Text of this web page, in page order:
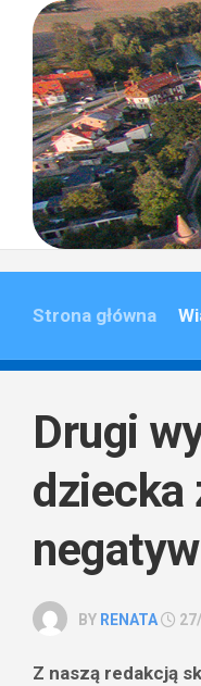
content
Strona główna
Drugi
dziecka
BY RENATA
Z naszą redakcją